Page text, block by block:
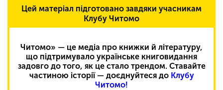
Цей матеріал підготовано завдяки учасникам
Клубу Читомо
Читомо» — це медіа про книжки й літературу,
що підтримувало українське книговидання
задовго до того, як це стало трендом. Ставайте
частиною історії — доєднуйтеся до Клубу
Читомо!